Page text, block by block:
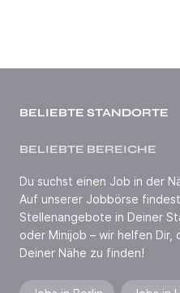
BELIEBTE STANDORTE
BELIEBTE BEREICHE
Du suchst einen Job in der
Auf unserer Jobbörse
Stellenangebote in Deiner
oder Minijob – wir helfen Dir,
Deiner Nähe zu finden!